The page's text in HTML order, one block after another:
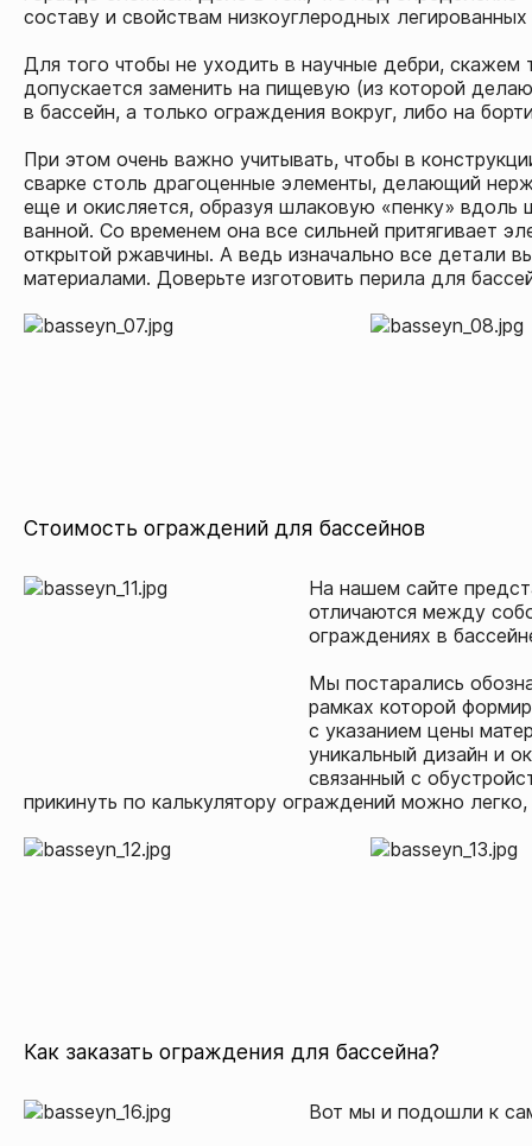
составу и свойствам низкоуглеродных
Для того чтобы не уходить в научные дебри, скажем
допускается заменить на пищевую (из которой
в бассейн, а только ограждения вокруг, либо на
При этом очень важно учитывать, чтобы в
сварке столь драгоценные элементы, делающий
еще и окисляется, образуя шлаковую «пенку»
ванной. Со временем она все сильней притягивает
открытой ржавчины. А ведь изначально все детали
материалами. Доверьте изготовить перила для
Стоимость ограждений для бассейнов
На нашем сайте
отличаются между
ограждениях в
Мы постарались
рамках которой
с указанием цены
уникальный дизайн и
связанный с
прикинуть по калькулятору ограждений можно
Как заказать ограждения для бассейна?
Вот мы и подошли к